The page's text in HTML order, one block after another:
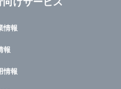
情報
報
情報